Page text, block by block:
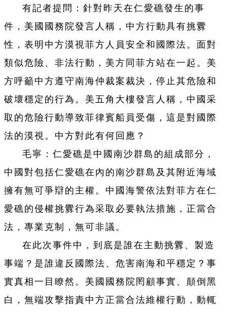
有記者提問：針對昨天在仁愛礁發生的事
件，美國國務院發言人稱，中方行動具有挑釁
性，表明中方漠視菲方人員安全和國際法。面對
類似危險、非法行動，美方同菲方站在一起。美
方呼籲中方遵守南海仲裁案裁決，停止其危險和
破壞穩定的行為。美五角大樓發言人稱，中國采
取的危險行動導致菲律賓船員受傷，這是對國際
法的漠視。中方對此有何回應？
毛寧：仁愛礁是中國南沙群島的組成部分，
中國對包括仁愛礁在內的南沙群島及其附近海域
擁有無可爭辯的主權。中國海警依法對菲方在仁
愛礁的侵權挑釁行為采取必要執法措施，正當合
法，專業克制，無可非議。
在此次事件中，到底是誰在主動挑釁、製造
事端？是誰違反國際法、危害南海和平穩定？事
實真相一目瞭然。美國國務院罔顧事實、顛倒黑
白，無端攻擊指責中方正當合法維權行動，動輒